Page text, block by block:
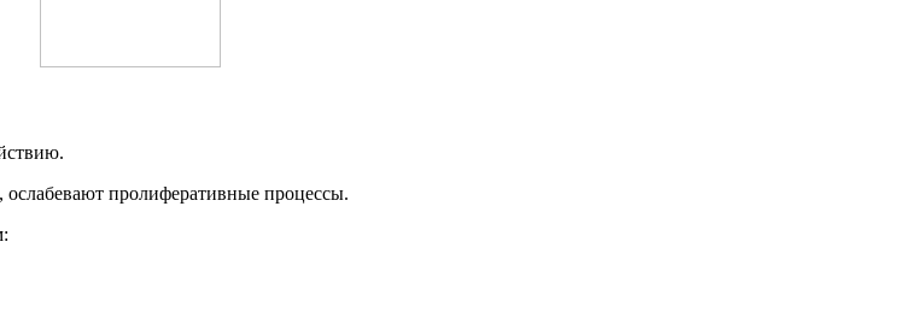
ослабевают пролиферативные процессы.